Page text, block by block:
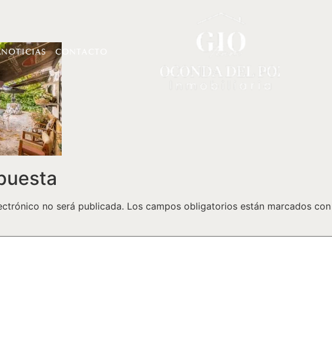
NOTICIAS CONTACTO
no será publicada. Los campos obligatorios están marcados con